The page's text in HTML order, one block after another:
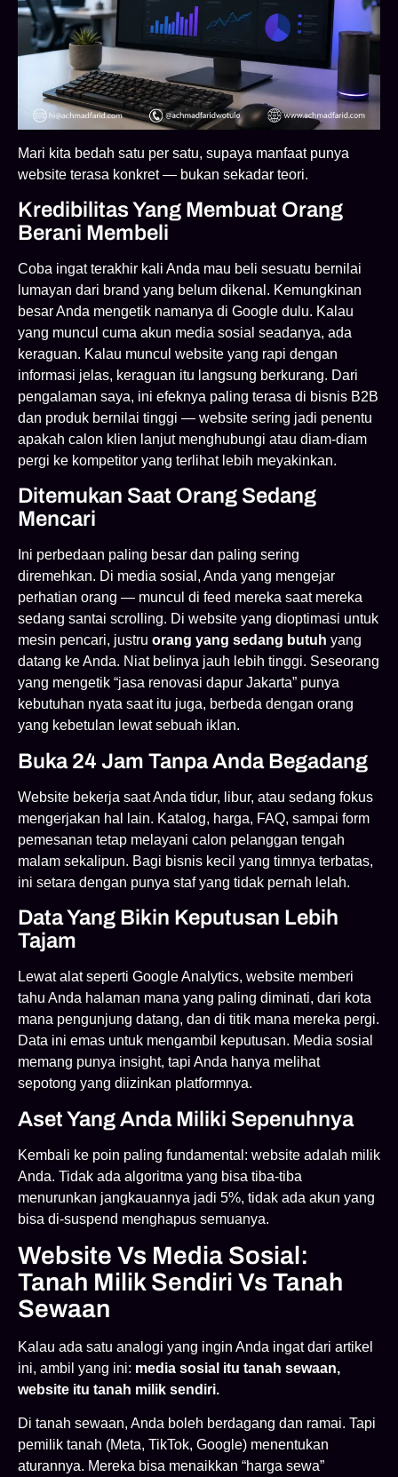
Mari kita bedah satu per satu, supaya manfaat punya
website terasa konkret — bukan sekadar teori.
Kredibilitas Yang Membuat Orang
Berani Membeli
Coba ingat terakhir kali Anda mau beli sesuatu bernilai
lumayan dari brand yang belum dikenal. Kemungkinan
besar Anda mengetik namanya di Google dulu. Kalau
yang muncul cuma akun media sosial seadanya, ada
keraguan. Kalau muncul website yang rapi dengan
informasi jelas, keraguan itu langsung berkurang. Dari
pengalaman saya, ini efeknya paling terasa di bisnis B2B
dan produk bernilai tinggi — website sering jadi penentu
apakah calon klien lanjut menghubungi atau diam-diam
pergi ke kompetitor yang terlihat lebih meyakinkan.
Ditemukan Saat Orang Sedang
Mencari
Ini perbedaan paling besar dan paling sering
diremehkan. Di media sosial, Anda yang mengejar
perhatian orang — muncul di feed mereka saat mereka
sedang santai scrolling. Di website yang dioptimasi untuk
mesin pencari, justru orang yang sedang butuh yang
datang ke Anda. Niat belinya jauh lebih tinggi. Seseorang
yang mengetik “jasa renovasi dapur Jakarta” punya
kebutuhan nyata saat itu juga, berbeda dengan orang
yang kebetulan lewat sebuah iklan.
Buka 24 Jam Tanpa Anda Begadang
Website bekerja saat Anda tidur, libur, atau sedang fokus
mengerjakan hal lain. Katalog, harga, FAQ, sampai form
pemesanan tetap melayani calon pelanggan tengah
malam sekalipun. Bagi bisnis kecil yang timnya terbatas,
ini setara dengan punya staf yang tidak pernah lelah.
Data Yang Bikin Keputusan Lebih
Tajam
Lewat alat seperti Google Analytics, website memberi
tahu Anda halaman mana yang paling diminati, dari kota
mana pengunjung datang, dan di titik mana mereka pergi.
Data ini emas untuk mengambil keputusan. Media sosial
memang punya insight, tapi Anda hanya melihat
sepotong yang diizinkan platformnya.
Aset Yang Anda Miliki Sepenuhnya
Kembali ke poin paling fundamental: website adalah milik
Anda. Tidak ada algoritma yang bisa tiba-tiba
menurunkan jangkauannya jadi 5%, tidak ada akun yang
bisa di-suspend menghapus semuanya.
Website Vs Media Sosial:
Tanah Milik Sendiri Vs Tanah
Sewaan
Kalau ada satu analogi yang ingin Anda ingat dari artikel
ini, ambil yang ini: media sosial itu tanah sewaan,
website itu tanah milik sendiri.
Di tanah sewaan, Anda boleh berdagang dan ramai. Tapi
pemilik tanah (Meta, TikTok, Google) menentukan
aturannya. Mereka bisa menaikkan “harga sewa”